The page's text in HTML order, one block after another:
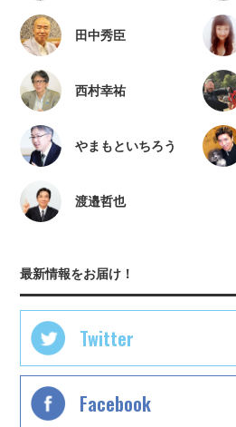
田中秀臣
西村幸祐
やまもといちろう
渡邉哲也
最新情報をお届け！
Twitter
Facebook